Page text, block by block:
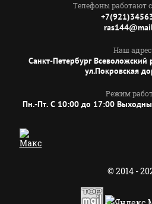
Телефоны работают с
Наш адрес:
Санкт-Петербург Всеволожский
ул.Покровская
Режим
Пн.-Пт. C 10:00 до 17:00
© 2014 -